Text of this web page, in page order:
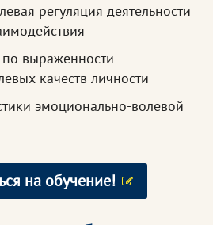
регуляция деятельности
выраженности
качеств личности
эмоционально-волевой
на обучение!